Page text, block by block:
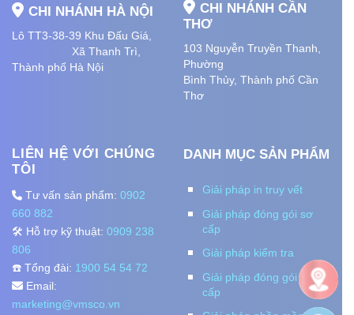
CHI NHÁNH HÀ NỘI
Lô TT3-38-39 Khu Đấu Giá,
Xã Thanh Trì,
Thành phố Hà Nội
CHI NHÁNH CẦN
THƠ
103 Nguyễn Truyền Thanh,
Phường
Bình Thủy, Thành phố Cần
Thơ
LIÊN HỆ VỚI CHÚNG
TÔI
Tư vấn sản phẩm: 0902
660 882
🛠️ Hỗ trợ kỹ thuật: 0909 238
806
☎️ Tổng đài: 1900 54 54 72
Email:
marketing@vmsco.vn
DANH MỤC SẢN PHẨM
Giải pháp in truy vết
Giải pháp đóng gói sơ
cấp
Giải pháp kiểm tra
Giải pháp đóng gói thứ
cấp